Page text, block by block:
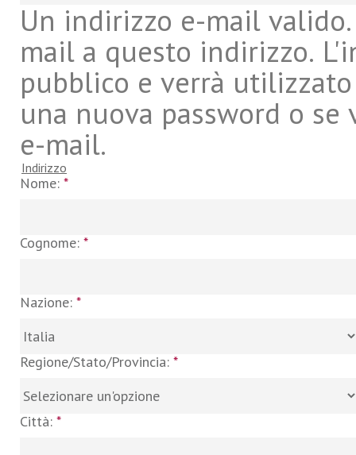
Un indirizzo e-mail
mail a questo indirizzo.
pubblico e verrà
una nuova password o
e-mail.
Indirizzo
Nome: *
Cognome: *
Nazione: *
Regione/Stato/Provincia: *
Città: *